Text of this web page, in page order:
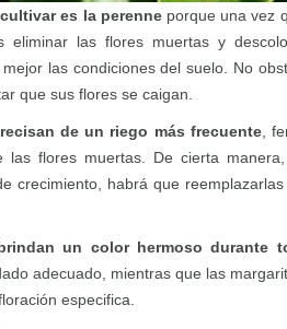
es la perenneporque una vez
eliminar las flores muertas y
las condiciones del suelo. No
que sus flores se caigan.
de un riego más frecuente ,
las flores muertas. De cierta
crecimiento, habrá que
un color hermoso durante
adecuado, mientras que las
especifica.